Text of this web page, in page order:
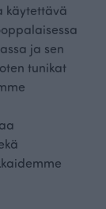
käytettävä
ja sen
tunikat